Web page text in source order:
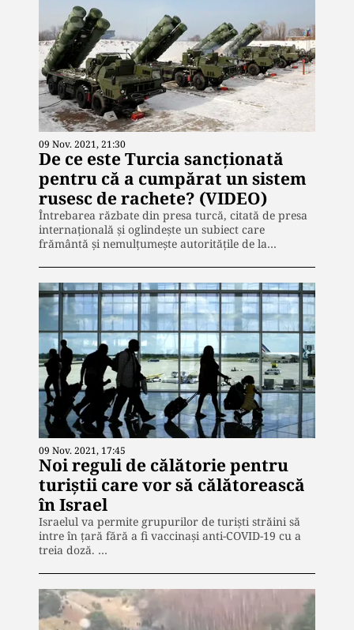
09 Nov. 2021, 21:30
De ce este Turcia sancționată
pentru că a cumpărat un sistem
rusesc de rachete? (VIDEO)
Întrebarea răzbate din presa turcă, citată de presa
internațională și oglindește un subiect care
frământă și nemulțumește autoritățile de la…
09 Nov. 2021, 17:45
Noi reguli de călătorie pentru
turiștii care vor să călătorească
în Israel
Israelul va permite grupurilor de turişti străini să
intre în ţară fără a fi vaccinași anti-COVID-19 cu a
treia doză. …